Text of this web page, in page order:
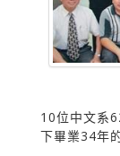
10位中文系
下畢業34年